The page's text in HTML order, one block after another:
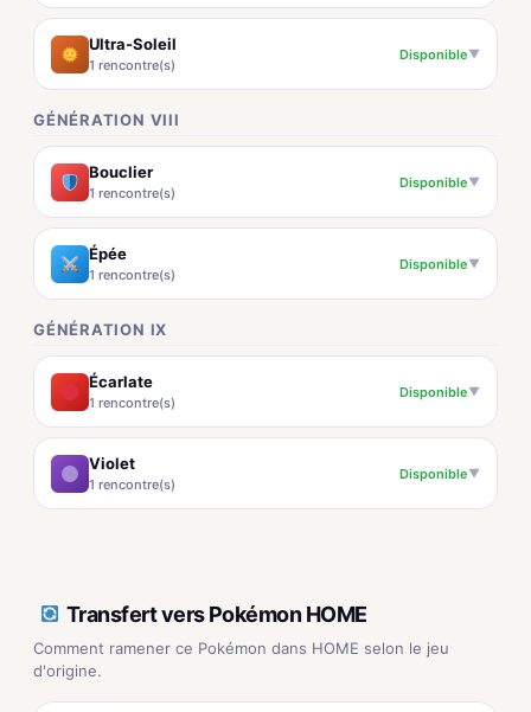
Ultra-Soleil
1 rencontre(s)
Disponible▼
GÉNÉRATION VIII
Bouclier
1 rencontre(s)
Disponible▼
Épée
1 rencontre(s)
Disponible▼
GÉNÉRATION IX
Écarlate
1 rencontre(s)
Disponible▼
Violet
1 rencontre(s)
Disponible▼
Transfert vers Pokémon HOME
Comment ramener ce Pokémon dans HOME selon le jeu
d'origine.